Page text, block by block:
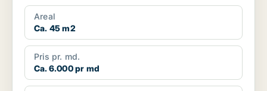
Areal
Ca. 45 m2
Pris pr. md.
Ca. 6.000 pr md